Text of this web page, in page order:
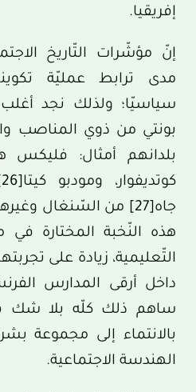
إفريقيا.
إنّ مؤشّرات التّاريخ
مدى ترابط عمليّة
سياسيّا؛ ولذلك نجد
بونتي من ذوي المناصب
بلدانهم أمثال: فليكس
كوتديفوار، ومودبو كيتا[26]
جاه[27]
من السّنغال
هذه النّخبة المختارة
التّعليمية، زيادة على
داخل أرقى المدارس
ساهم ذلك كلّه بلا شك
بالانتماء إلى مجموعة
الهندسة الاجتماعية.